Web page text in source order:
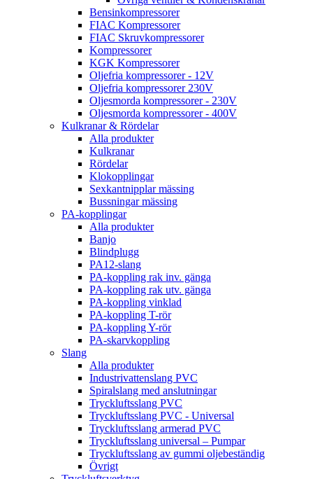
Bensinkompressorer
FIAC Kompressorer
FIAC Skruvkompressorer
Kompressorer
KGK Kompressorer
Oljefria kompressorer - 12V
Oljefria kompressorer 230V
Oljesmorda kompressorer - 230V
Oljesmorda kompressorer - 400V
Kulkranar & Rördelar
Alla produkter
Kulkranar
Rördelar
Klokopplingar
Sexkantnipplar mässing
Bussningar mässing
PA-kopplingar
Alla produkter
Banjo
Blindplugg
PA12-slang
PA-koppling rak inv. gänga
PA-koppling rak utv. gänga
PA-koppling vinklad
PA-koppling T-rör
PA-koppling Y-rör
PA-skarvkoppling
Slang
Alla produkter
Industrivattenslang PVC
Spiralslang med anslutningar
Tryckluftsslang PVC
Tryckluftsslang PVC - Universal
Tryckluftsslang armerad PVC
Tryckluftsslang universal – Pumpar
Tryckluftsslang av gummi oljebeständig
Övrigt